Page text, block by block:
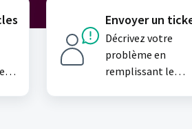
Envoyer un
Décrivez votre
problème en
remplissant le